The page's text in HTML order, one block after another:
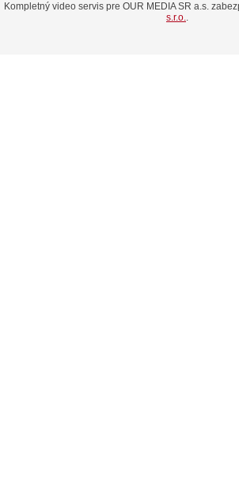
Kompletný video servis pre OUR MEDIA SR a.s.
s.r.o..